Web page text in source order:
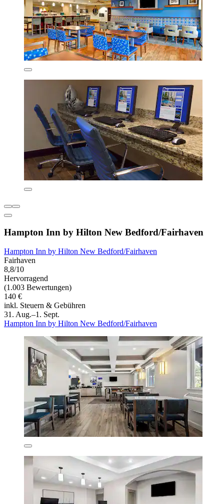
Hampton Inn by Hilton New Bedford/Fairhaven
Hampton Inn by Hilton New Bedford/Fairhaven
Fairhaven
8,8/10
Hervorragend
(1.003 Bewertungen)
140 €
inkl. Steuern & Gebühren
31. Aug.–1. Sept.
Hampton Inn by Hilton New Bedford/Fairhaven